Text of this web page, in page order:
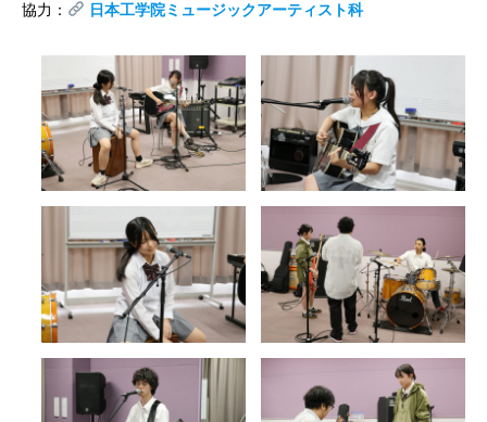
協力： 日本工学院ミュージックアーティスト科